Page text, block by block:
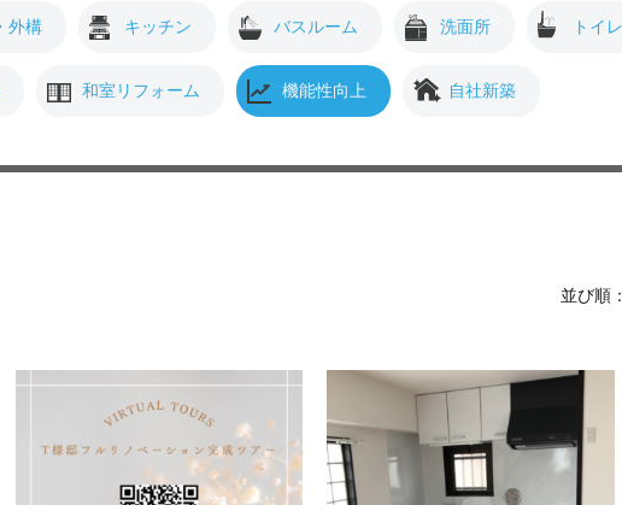
外構 キッチン バスルーム 洗面所 トイレ
和室リフォーム 機能性向上 自社新築
並び順：